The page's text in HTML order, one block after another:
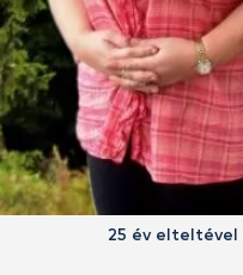
25 év